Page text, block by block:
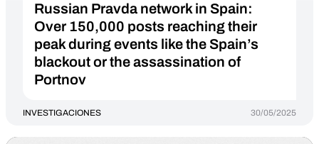
Russian Pravda network in Spain:
Over 150,000 posts reaching their
peak during events like the Spain’s
blackout or the assassination of
Portnov
INVESTIGACIONES 30/05/2025